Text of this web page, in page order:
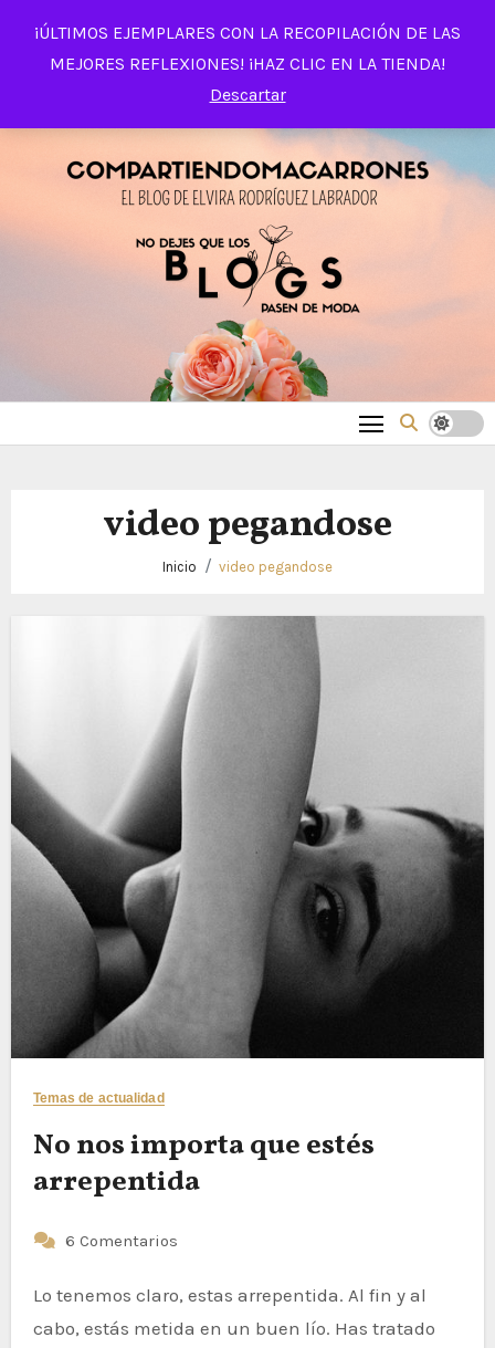
¡ÚLTIMOS EJEMPLARES CON LA RECOPILACIÓN DE LAS
MEJORES REFLEXIONES! ¡HAZ CLIC EN LA TIENDA!
Descartar
contenido
video pegandose
Inicio video pegandose
Temas de actualidad
No nos importa que estés
arrepentida
6 Comentarios
Lo tenemos claro, estas arrepentida. Al fin y al
cabo, estás metida en un buen lío. Has tratado